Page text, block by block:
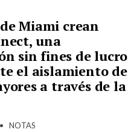
Miami crean
una
sin fines de lucro
el aislamiento de
a través de la
• NOTAS